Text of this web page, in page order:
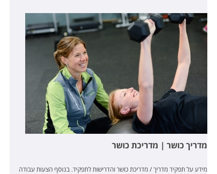
מדריך כושר | מדריכת כושר
מידע על תפקיד מדריך / מדריכת כושר והדרישות לתפקיד. בנוסף הצעות עבודה